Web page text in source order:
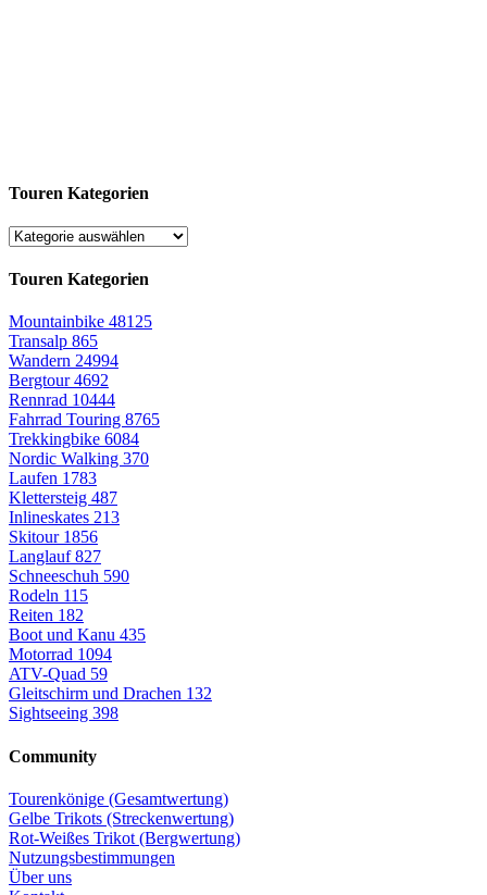
Touren Kategorien
Touren Kategorien
Mountainbike 48125
Transalp 865
Wandern 24994
Bergtour4692
Rennrad 10444
Fahrrad Touring 8765
Trekkingbike 6084
Nordic Walking 370
Laufen 1783
Klettersteig 487
Inlineskates 213
Skitour 1856
Langlauf827
Schneeschuh 590
Rodeln 115
Reiten 182
Boot und Kanu 435
Motorrad 1094
ATV-Quad 59
Gleitschirm und Drachen 132
Sightseeing 398
Community
Tourenkönige (Gesamtwertung)
Gelbe Trikots (Streckenwertung)
Rot-Weißes Trikot (Bergwertung)
Nutzungsbestimmungen
Über uns